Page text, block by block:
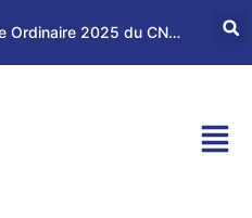
Assemblée Générale Ordinaire 2025 du CNPM